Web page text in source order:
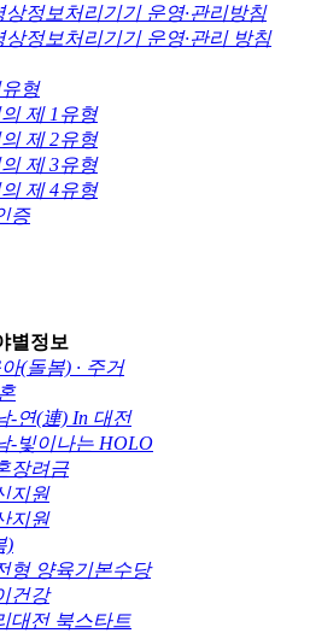
상정보처리기기 운영·관리방침
상정보처리기기 운영·관리 방침
형
제 1유형
제 2유형
제 3유형
제 4유형
증
별정보
(돌봄) · 주거
-연(連) In 대전
-빛이나는 HOLO
장려금
지원
지원
)
형 양육기본수당
건강
대전 북스타트